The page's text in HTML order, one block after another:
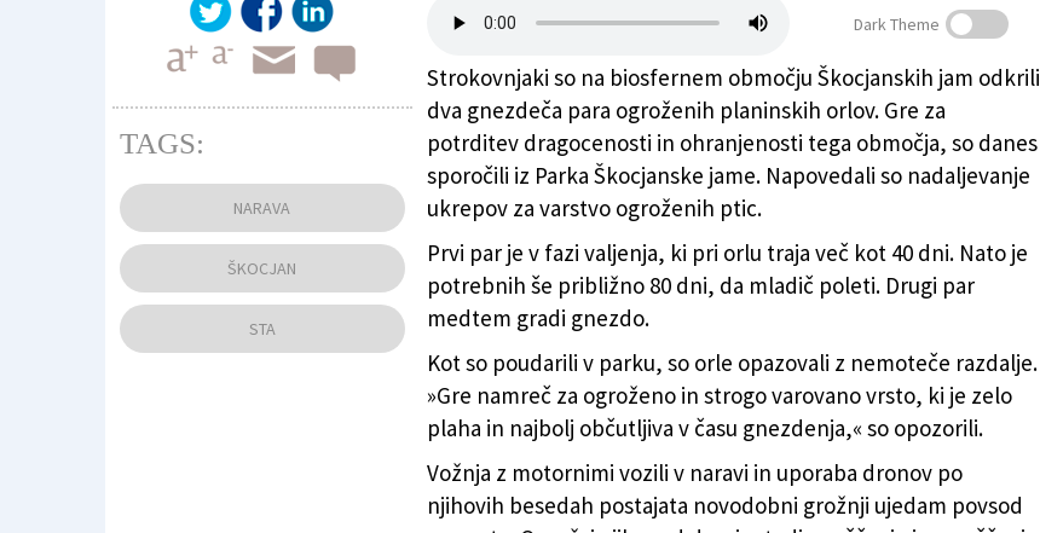
Eden od škocjanskih orlov(FB Parl Škocjanske jame / Matej Gamser)
Dark Theme
Strokovnjaki so na biosfernem območju Škocjanskih jam odkrili
dva gnezdeča para ogroženih planinskih orlov. Gre za
potrditev dragocenosti in ohranjenosti tega območja, so danes
sporočili iz Parka Škocjanske jame. Napovedali so nadaljevanje
ukrepov za varstvo ogroženih ptic.
Prvi par je v fazi valjenja, ki pri orlu traja več kot 40 dni. Nato je
potrebnih še približno 80 dni, da mladič poleti. Drugi par
medtem gradi gnezdo.
Kot so poudarili v parku, so orle opazovali z nemoteče razdalje.
»Gre namreč za ogroženo in strogo varovano vrsto, ki je zelo
plaha in najbolj občutljiva v času gnezdenja,« so opozorili.
Vožnja z motornimi vozili v naravi in uporaba dronov po
njihovih besedah postajata novodobni grožnji ujedam povsod
TAGS:
NARAVA
ŠKOCJAN
STA